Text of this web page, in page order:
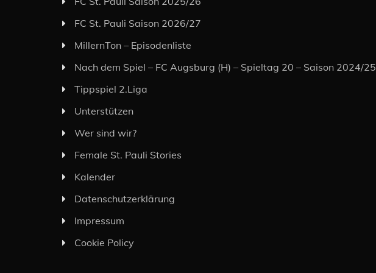
FC St. Pauli Saison 2026/27
MillernTon – Episodenliste
Nach dem Spiel – FC Augsburg (H) – Spieltag 20 – Saison 2024/25
Tippspiel 2.Liga
Unterstützen
Wer sind wir?
Female St. Pauli Stories
Kalender
Datenschutzerklärung
Impressum
Cookie Policy